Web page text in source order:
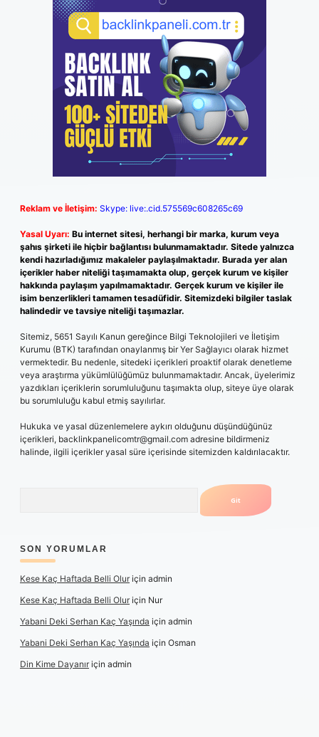
Reklam ve İletişim: Skype: live:.cid.575569c608265c69
Yasal Uyarı: Bu internet sitesi, herhangi bir marka, kurum veya
şahıs şirketi ile hiçbir bağlantısı bulunmamaktadır. Sitede yalnızca
kendi hazırladığımız makaleler paylaşılmaktadır. Burada yer alan
içerikler haber niteliği taşımamakta olup, gerçek kurum ve kişiler
hakkında paylaşım yapılmamaktadır. Gerçek kurum ve kişiler ile
isim benzerlikleri tamamen tesadüfidir. Sitemizdeki bilgiler taslak
halindedir ve tavsiye niteliği taşımazlar.
Sitemiz, 5651 Sayılı Kanun gereğince Bilgi Teknolojileri ve İletişim
Kurumu (BTK) tarafından onaylanmış bir Yer Sağlayıcı olarak hizmet
vermektedir. Bu nedenle, sitedeki içerikleri proaktif olarak denetleme
veya araştırma yükümlülüğümüz bulunmamaktadır. Ancak, üyelerimiz
yazdıkları içeriklerin sorumluluğunu taşımakta olup, siteye üye olarak
bu sorumluluğu kabul etmiş sayılırlar.
Hukuka ve yasal düzenlemelere aykırı olduğunu düşündüğünüz
içerikleri, backlinkpanelicomtr@gmail.com adresine bildirmeniz
halinde, ilgili içerikler yasal süre içerisinde sitemizden kaldırılacaktır.
SON YORUMLAR
Kese Kaç Haftada Belli Oluriçin admin
Kese Kaç Haftada Belli Oluriçin Nur
Yabani Deki Serhan Kaç Yaşında için admin
Yabani Deki Serhan Kaç Yaşında için Osman
Din Kime Dayanıriçin admin